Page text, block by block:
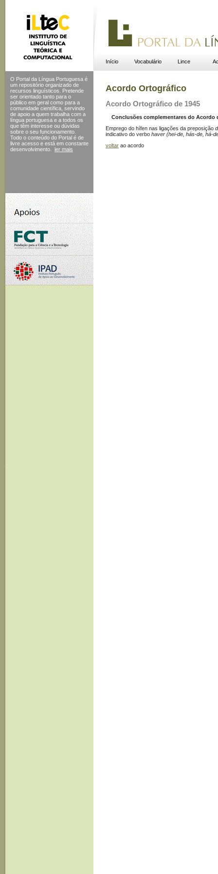
Início Vocabulário Lince
O Portal da Língua Portuguesa é
um repositório organizado de
recursos linguísticos. Pretende
ser orientado tanto para o
público em geral como para a
comunidade científica, servindo
de apoio a quem trabalha com a
língua portuguesa e a todos os
que têm interesse ou dúvidas
sobre o seu funcionamento.
Todo o conteúdo do Portal é de
livre acesso e está em constante
desenvolvimento.
ler mais
Acordo Ortográfico
Acordo Ortográfico de 1945
Conclusões complementares do Acordo
Emprego do hífen nas ligações da preposição
indicativo do verbo haver (hei-de, hás-de, há-
voltar ao acordo